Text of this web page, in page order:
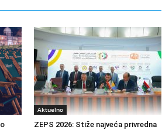
Aktuelno
ZEPS 2026: Stiže najveća privredna